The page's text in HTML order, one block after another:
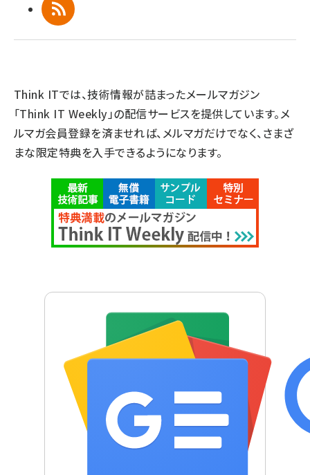
RSS
Think ITでは、技術情報が詰まったメールマガジン
「Think IT Weekly」の配信サービスを提供しています。メ
ルマガ会員登録を済ませれば、メルマガだけでなく、さまざ
まな限定特典を入手できるようになります。